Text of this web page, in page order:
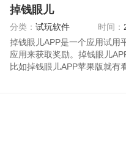
掉钱眼儿
分类： 试玩软件 时间：
掉钱眼儿APP是一个应用试用
应用来获取奖励。掉钱眼儿
比如掉钱眼儿APP苹果版就有